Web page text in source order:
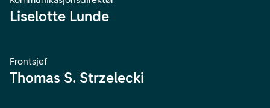
Liselotte Lunde
Frontsjef
Thomas S. Strzelecki